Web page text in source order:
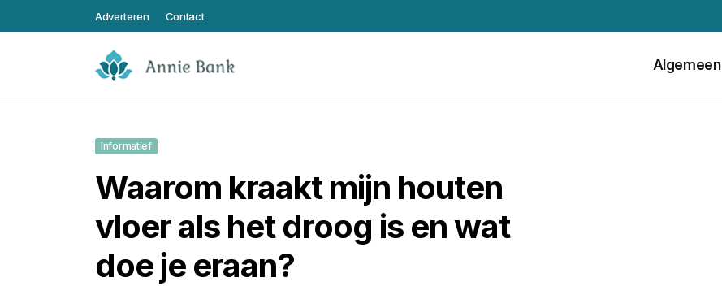
Adverteren Contact
Algemeen
Informatief
Waarom kraakt mijn houten
vloer als het droog is en wat
doe je eraan?